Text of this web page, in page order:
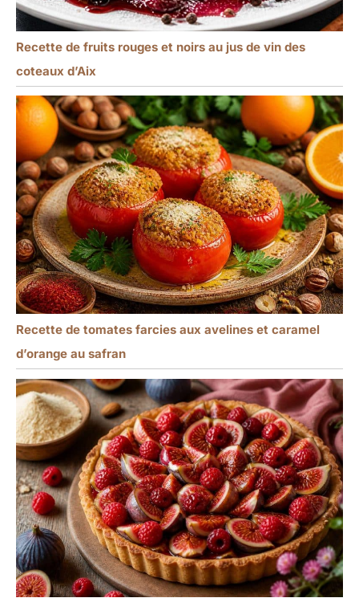
Recette de fruits rouges et noirs au jus de vin des
coteaux d’Aix
Recette de tomates farcies aux avelines et caramel
d’orange au safran